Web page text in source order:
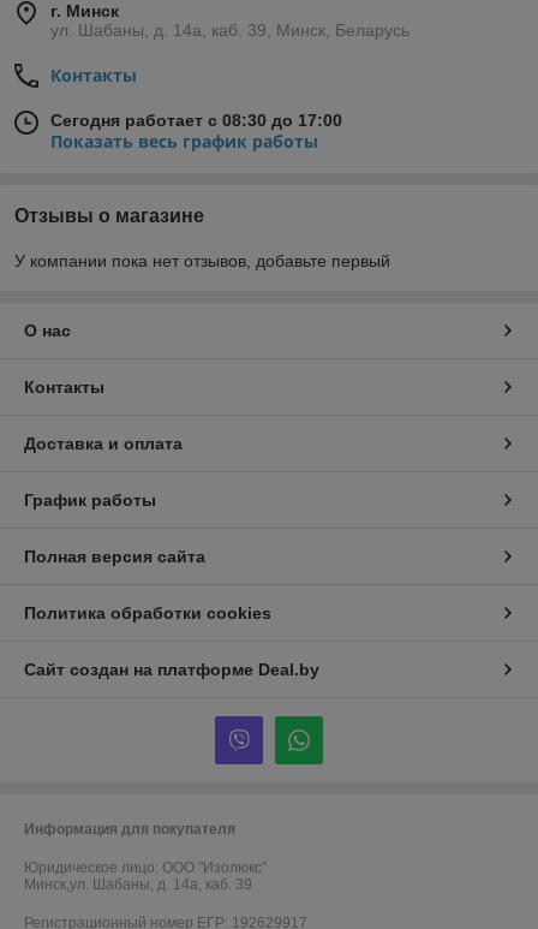
г. Минск
ул. Шабаны, д. 14а, каб. 39, Минск, Беларусь
Контакты
Сегодня работает с 08:30 до 17:00
Показать весь график работы
Отзывы о магазине
У компании пока нет отзывов, добавьте первый
О нас
Контакты
Доставка и оплата
График работы
Полная версия сайта
Политика обработки cookies
Сайт создан на платформе Deal.by
Информация для покупателя
Юридическое лицо: ООО "Изолюкс"
Минск,ул. Шабаны, д. 14а, каб. 39
Регистрационный номер ЕГР: 192629917